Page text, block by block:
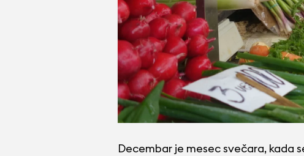
Decembar je mesec svečara, kada